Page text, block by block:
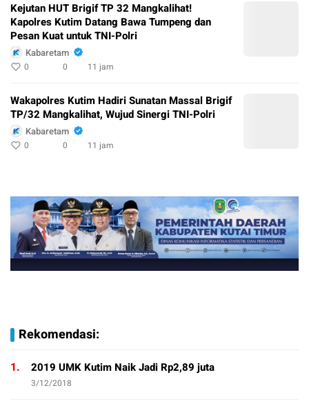
Kejutan HUT Brigif TP 32 Mangkalihat!
Kapolres Kutim Datang Bawa Tumpeng dan
Pesan Kuat untuk TNI-Polri
Kabaretam
0 0 11 jam
Wakapolres Kutim Hadiri Sunatan Massal Brigif
TP/32 Mangkalihat, Wujud Sinergi TNI-Polri
Kabaretam
0 0 11 jam
Rekomendasi:
1. 2019 UMK Kutim Naik Jadi Rp2,89 juta
3/12/2018